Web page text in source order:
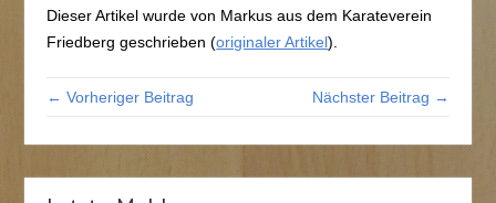
Dieser Artikel wurde von Markus aus dem Karateverein
Friedberg geschrieben (originaler Artikel).
← Vorheriger Beitrag Nächster Beitrag →